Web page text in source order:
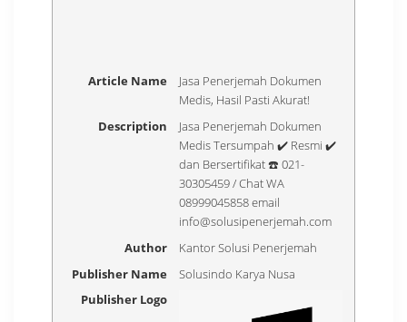
Article Name
Jasa Penerjemah Dokumen
Medis, Hasil Pasti Akurat!
Description
Jasa Penerjemah Dokumen
Medis Tersumpah ✔️ Resmi ✔️
dan Bersertifikat ☎️ 021-
30305459 / Chat WA
08999045858 email
info@solusipenerjemah.com
Author
Kantor Solusi Penerjemah
Publisher Name
Solusindo Karya Nusa
Publisher Logo